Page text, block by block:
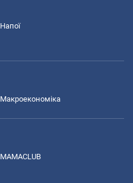
Напої
Макроекономіка
MAMACLUB